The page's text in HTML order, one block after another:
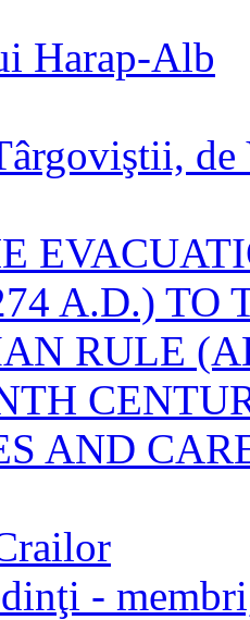
Harap-Alb
de
A.D.) TO
RULE
AND
-